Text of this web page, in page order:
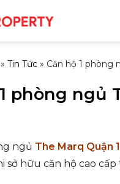
» Tin Tức » Căn hộ 1 phòng
phòng ngủ
ngủ The Marq Quận 1
sở hữu căn hộ cao